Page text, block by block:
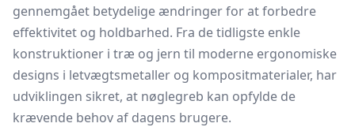
gennemgået betydelige ændringer for at forbedre
effektivitet og holdbarhed. Fra de tidligste enkle
konstruktioner i træ og jern til moderne ergonomiske
designs i letvægtsmetaller og kompositmaterialer, har
udviklingen sikret, at nøglegreb kan opfylde de
krævende behov af dagens brugere.